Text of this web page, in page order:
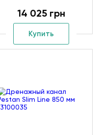
14 025 грн
Купить